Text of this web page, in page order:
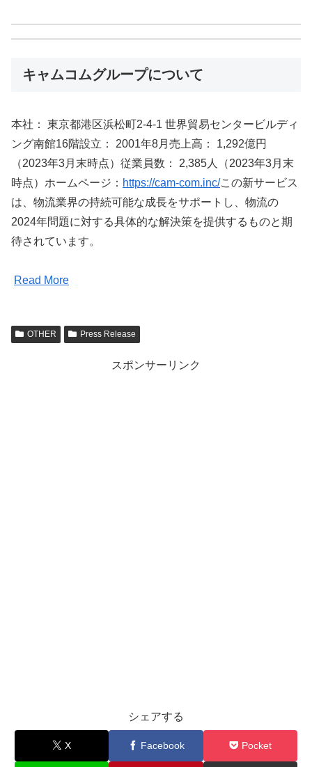
キャムコムグループについて
本社： 東京都港区浜松町2-4-1 世界貿易センタービルディ
ング南館16階設立： 2001年8月売上高： 1,292億円
（2023年3月末時点）従業員数： 2,385人（2023年3月末
時点）ホームページ： https://cam-com.inc/この新サービス
は、物流業界の持続可能な成長をサポートし、物流の
2024年問題に対する具体的な解決策を提供するものと期
待されています。
Read More
OTHER Press Release
スポンサーリンク
シェアする
X Facebook Pocket